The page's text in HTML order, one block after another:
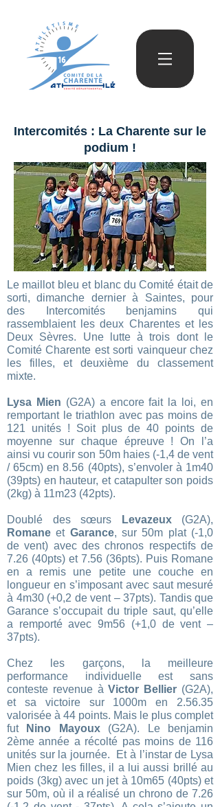
Intercomités : La Charente sur le
podium !
Le maillot bleu et blanc du Comité était de
sorti, dimanche dernier à Saintes, pour
des Intercomités benjamins qui
rassemblaient les deux Charentes et les
Deux Sèvres. Une lutte à trois dont le
Comité Charente est sorti vainqueur chez
les filles, et deuxième du classement
mixte.
Lysa Mien (G2A) a encore fait la loi, en
remportant le triathlon avec pas moins de
121 unités ! Soit plus de 40 points de
moyenne sur chaque épreuve ! On l’a
ainsi vu courir son 50m haies (-1,4 de vent
/ 65cm) en 8.56 (40pts), s’envoler à 1m40
(39pts) en hauteur, et catapulter son poids
(2kg) à 11m23 (42pts).
Doublé des sœurs Levazeux(G2A),
Romane et Garance, sur 50m plat (-1,0
de vent) avec des chronos respectifs de
7.26 (40pts) et 7.56 (36pts). Puis Romane
en a remis une petite une couche en
longueur en s’imposant avec saut mesuré
à 4m30 (+0,2 de vent – 37pts). Tandis que
Garance s’occupait du triple saut, qu’elle
a remporté avec 9m56 (+1,0 de vent –
37pts).
Chez les garçons, la meilleure
performance individuelle est sans
conteste revenue àVictor Bellier (G2A),
et sa victoire sur 1000m en 2.56.35
valorisée à 44 points. Mais le plus complet
fut Nino Mayoux(G2A). Le benjamin
2ème année a récolté pas moins de 116
unités sur la journée. Et à l’instar de Lysa
Mien chez les filles, il a lui aussi brillé au
poids (3kg) avec un jet à 10m65 (40pts) et
sur 50m, où il a réalisé un chrono de 7.26